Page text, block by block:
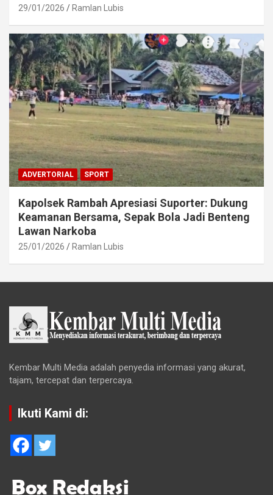
29/01/2026 Ramlan Lubis
ADVERTORIAL SPORT
Kapolsek Rambah Apresiasi Suporter: Dukung
Keamanan Bersama, Sepak Bola Jadi Benteng
Lawan Narkoba
25/01/2026 Ramlan Lubis
Kembar Multi Media adalah penyedia informasi yang akurat,
tajam, tercepat dan terpercaya.
Ikuti Kami di: